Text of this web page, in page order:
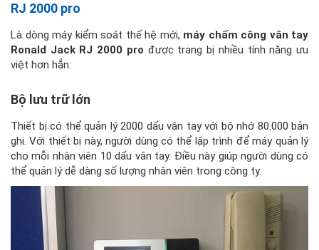
RJ 2000 pro
Là dòng máy kiểm soát thế hệ mới, máy chấm công vân tay
Ronald Jack RJ 2000 pro được trang bị nhiều tính năng ưu
việt hơn hẳn:
Bộ lưu trữ lớn
Thiết bị có thể quản lý 2000 dấu vân tay với bộ nhớ 80.000 bản
ghi. Với thiết bị này, người dùng có thể lập trình để máy quản lý
cho mỗi nhân viên 10 dấu vân tay. Điều này giúp người dùng có
thể quản lý dễ dàng số lượng nhân viên trong công ty.